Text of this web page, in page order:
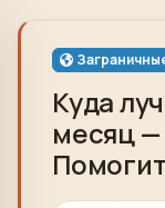
Куда
месяц —